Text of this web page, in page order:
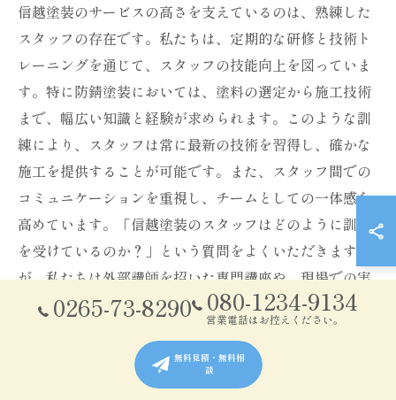
信越塗装のサービスの高さを支えているのは、熟練した
スタッフの存在です。私たちは、定期的な研修と技術ト
レーニングを通じて、スタッフの技能向上を図っていま
す。特に防錆塗装においては、塗料の選定から施工技術
まで、幅広い知識と経験が求められます。このような訓
練により、スタッフは常に最新の技術を習得し、確かな
施工を提供することが可能です。また、スタッフ間での
コミュニケーションを重視し、チームとしての一体感を
高めています。「信越塗装のスタッフはどのように訓練
を受けているのか？」という質問をよくいただきます
が、私たちは外部講師を招いた専門講座や、現場での実
地訓練を組み合わせることで、実践的な技能を身につけ
ています。これにより、高品質なサービスの提供を実現
0265-73-8290 080-1234-9134
営業電話はお控えください。
無料見積・無料相
談